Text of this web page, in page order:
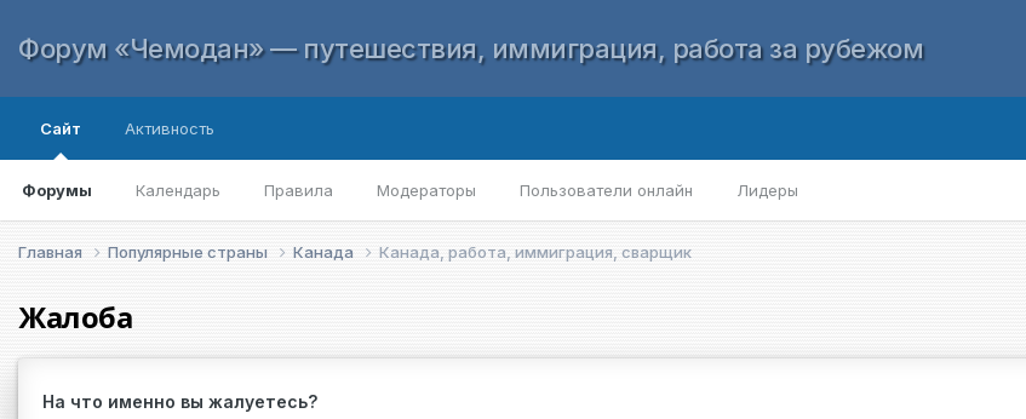
Форум «Чемодан» — путешествия, иммиграция, работа за рубежом
Сайт
Форумы Календарь Правила Модераторы Пользователи онлайн Лидеры
Активность
Главная Популярные страны Канада Канада, работа, иммиграция, сварщик
Жалоба
На что именно вы жалуетесь?